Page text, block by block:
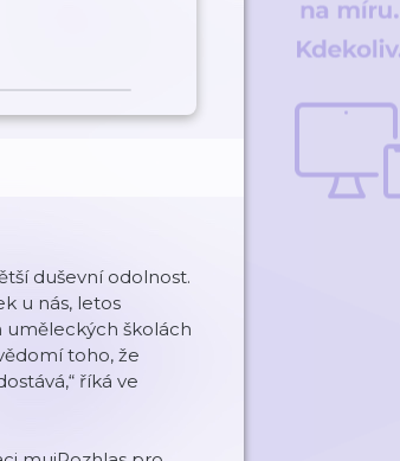
duševní odolnost.
u nás, letos
uměleckých školách
toho, že
říká ve